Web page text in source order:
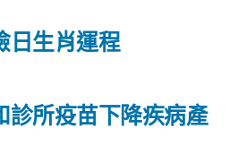
診所疫苗下降疾病產
:
日生肖運程